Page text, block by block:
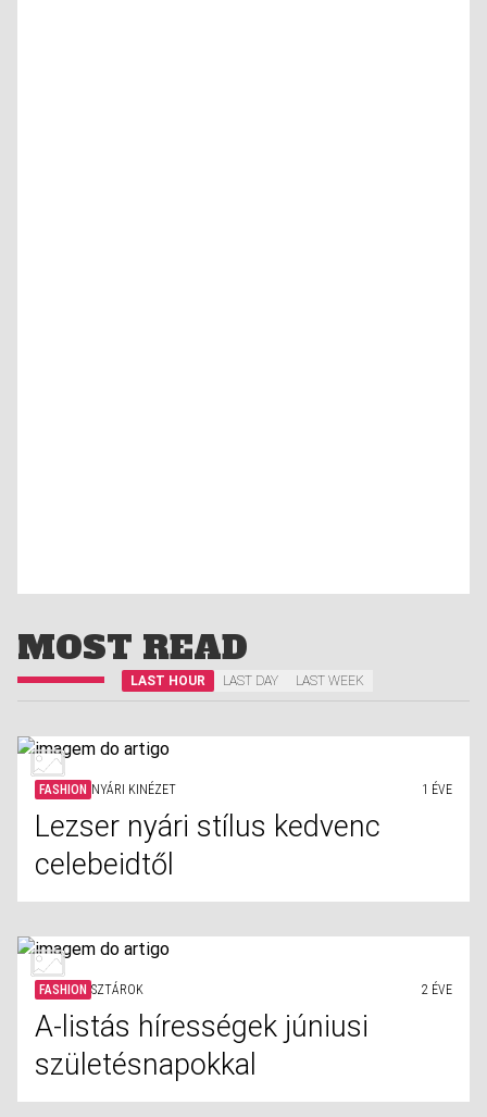
MOST READ
LAST HOUR LAST DAY LAST WEEK
FASHION NYÁRI KINÉZET 1 ÉVE
Lezser nyári stílus kedvenc
celebeidtől
FASHION SZTÁROK 2 ÉVE
A-listás hírességek júniusi
születésnapokkal